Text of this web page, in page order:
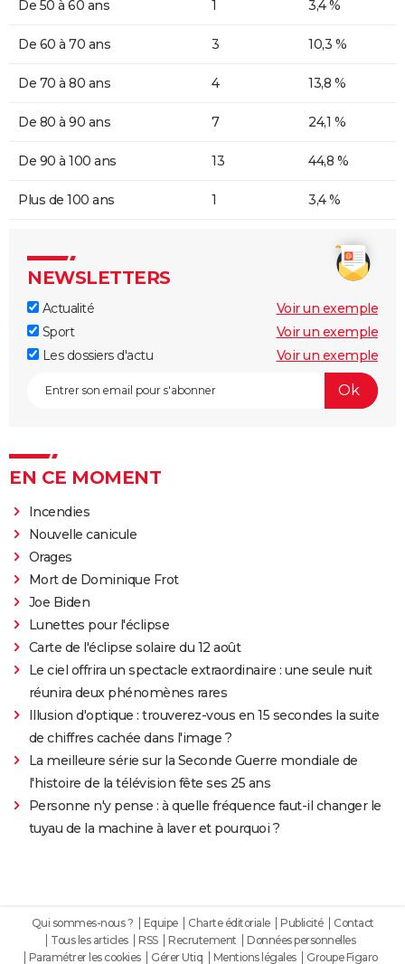
De 50 à 60 ans 1 3,4 %
De 60 à 70 ans 3 10,3 %
De 70 à 80 ans 4 13,8 %
De 80 à 90 ans 7 24,1 %
De 90 à 100 ans 13 44,8 %
Plus de 100 ans 1 3,4 %
NEWSLETTERS
Actualité
Voir un exemple
Sport
Voir un exemple
Les dossiers d'actu
Voir un exemple
EN CE MOMENT
Incendies
Nouvelle canicule
Orages
Mort de Dominique Frot
Joe Biden
Lunettes pour l'éclipse
Carte de l'éclipse solaire du 12 août
Le ciel offrira un spectacle extraordinaire : une seule nuit
réunira deux phénomènes rares
Illusion d'optique : trouverez-vous en 15 secondes la suite
de chiffres cachée dans l'image ?
La meilleure série sur la Seconde Guerre mondiale de
l'histoire de la télévision fête ses 25 ans
Personne n'y pense : à quelle fréquence faut-il changer le
tuyau de la machine à laver et pourquoi ?
Qui sommes-nous ? Equipe Charte éditoriale Publicité
Contact
Tous les articles
RSS Recrutement
Données personnelles
Paramétrer les cookies
Gérer Utiq Mentions légales Groupe Figaro